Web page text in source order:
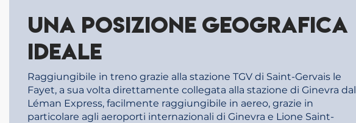
Una posizione geografica
ideale
Raggiungibile in treno grazie alla stazione TGV di Saint-Gervais le
Fayet, a sua volta direttamente collegata alla stazione di Ginevra dal
Léman Express, facilmente raggiungibile in aereo, grazie in
particolare agli aeroporti internazionali di Ginevra e Lione Saint-